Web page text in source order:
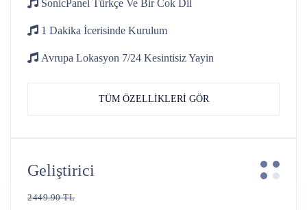
SonicPanel Türkçe Ve Bir Cok Dil
1 Dakika İcerisinde Kurulum
Avrupa Lokasyon 7/24 Kesintisiz Yayin
TÜM ÖZELLİKLERİ GÖR
Geliştirici
2449.90 TL